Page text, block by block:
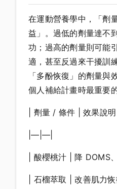
在運動營養學中，「劑
益」。過低的劑量達不
功；過高的劑量則可能
適，甚至反過來干擾訓
「多酚恢復」的劑量與
個人補給計畫時最重要
| 劑量 / 條件 | 效果說明 |
|—|—|
| 酸櫻桃汁 | 降 DOMS
| 石榴萃取 | 改善肌力恢